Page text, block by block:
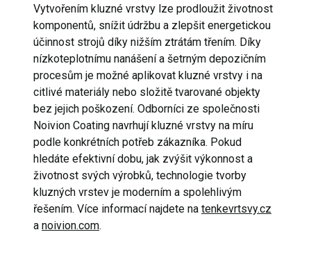
Vytvořením kluzné vrstvy lze prodloužit životnost
komponentů, snížit údržbu a zlepšit energetickou
účinnost strojů díky nižším ztrátám třením. Díky
nízkoteplotnímu nanášení a šetrným depozičním
procesům je možné aplikovat kluzné vrstvy i na
citlivé materiály nebo složitě tvarované objekty
bez jejich poškození. Odborníci ze společnosti
Noivion Coating navrhují kluzné vrstvy na míru
podle konkrétních potřeb zákazníka. Pokud
hledáte efektivní dobu, jak zvýšit výkonnost a
životnost svých výrobků, technologie tvorby
kluzných vrstev je moderním a spolehlivým
řešením. Více informací najdete na tenkevrtsvy.cz
a noivion.com.